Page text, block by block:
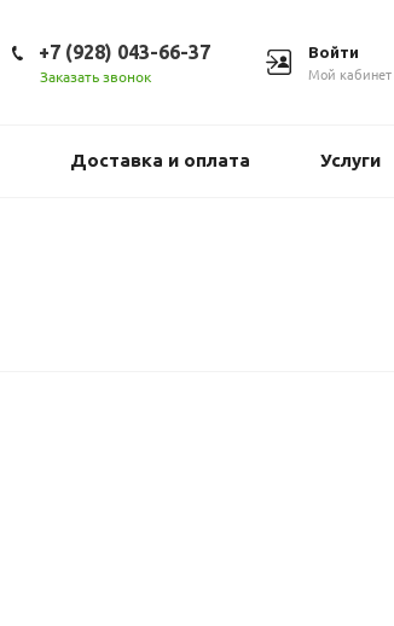
Войти
Мой кабинет
+7 (928) 043-66-37
Заказать звонок
Доставка и оплата Услуги